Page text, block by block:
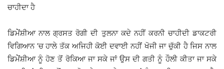
ਚਾਹੀਦਾ ਹੈ
ਡਿਮੇੇਂਸ਼ੀਆ ਨਾਲ ਗ੍ਰਸਤ ਰੋਗੀ ਦੀ ਤੁਲਨਾ ਕਦੇ ਨਹੀਂ ਕਰਨੀ ਚਾਹੀਦੀ ਡਾਕਟਰੀ
ਵਿਗਿਆਨ ’ਚ ਹਾਲੇ ਤੱਕ ਅਜਿਹੀ ਕੋਈ ਦਵਾਈ ਨਹੀਂ ਖੋਜੀ ਜਾ ਚੁੱਕੀ ਹੈ ਜਿਸ ਨਾਲ
ਡਿਮੇੇਂਸ਼ੀਆ ਨੂੰ ਹੋਣ ਤੋਂ ਰੋਕਿਆ ਜਾ ਸਕੇ ਜਾਂ ਉਸ ਦੀ ਗਤੀ ਨੂੰ ਹੌਲੀ ਕੀਤਾ ਜਾ ਸਕੇ